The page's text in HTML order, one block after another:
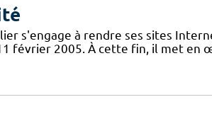
s'engage à rendre ses sites
février 2005. À cette fin, il met en